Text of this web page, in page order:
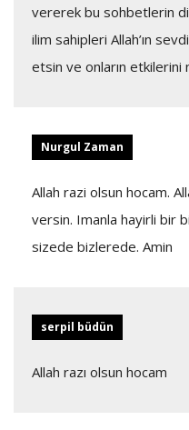
vererek bu sohbetlerin
ilim sahipleri Allah’ın
etsin ve onların etkilerini
Nurgul Zaman
Allah razi olsun hocam.
versin. Imanla hayirli bir
sizede bizlerede. Amin
serpil büdün
Allah razı olsun hocam